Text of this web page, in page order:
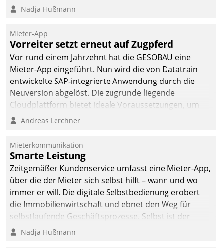
Nadja Hußmann
Mieter-App
Vorreiter setzt erneut auf Zugpferd
Vor rund einem Jahrzehnt hat die GESOBAU eine
Mieter-App eingeführt. Nun wird die von Datatrain
entwickelte SAP-integrierte Anwendung durch die
Neuversion abgelöst. Die zugrunde liegende
Cloudplattform bietet ideale Voraussetzungen, um
die Funktionalität der App zu erweitern und weitere
integrieren.
Andreas Lerchner
Mieterkommunikation
Smarte Leistung
Zeitgemäßer Kundenservice umfasst eine Mieter-App,
über die der Mieter sich selbst hilft – wann und wo
immer er will. Die digitale Selbstbedienung erobert
die Immobilienwirtschaft und ebnet den Weg für
selbstlaufende Geschäftsprozesse. Selbst ist der
Kunde und smart der Serviceanbieter.
Nadja Hußmann